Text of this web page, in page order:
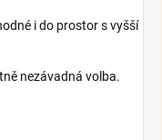
i do prostor s vyšší
nezávadná volba.